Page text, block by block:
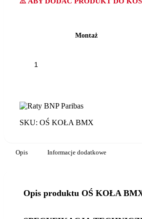
Montaż
SKU: OŚ KOŁA BMX
Opis Informacje dodatkowe
Opis produktu OŚ KOŁA